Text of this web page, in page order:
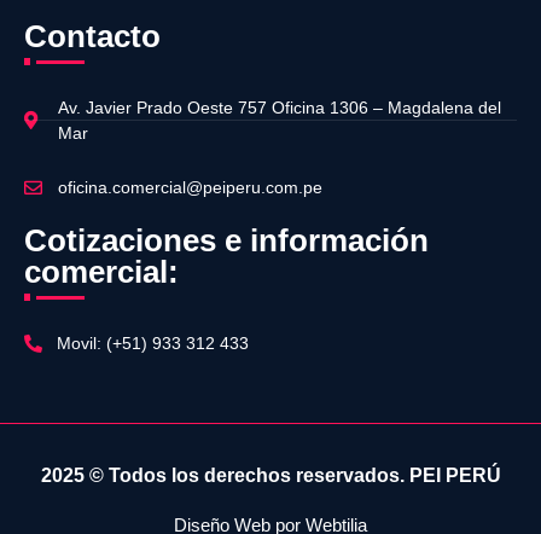
Contacto
Av. Javier Prado Oeste 757 Oficina 1306 – Magdalena del
Mar
oficina.comercial@peiperu.com.pe
Cotizaciones e información
comercial:
Movil: (+51) 933 312 433
2025 © Todos los derechos reservados. PEI PERÚ
Diseño Web por Webtilia